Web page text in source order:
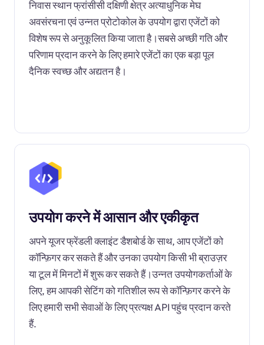
निवास स्थान फ्रांसीसी दक्षिणी क्षेत्र अत्याधुनिक मेघ
अवसंरचना एवं उन्नत प्रोटोकोल के उपयोग द्वारा एजेंटों को
विशेष रूप से अनुकूलित किया जाता है।सबसे अच्छी गति और
परिणाम प्रदान करने के लिए हमारे एजेंटों का एक बड़ा पूल
दैनिक स्वच्छ और अद्यतन है।
उपयोग करने में आसान और एकीकृत
अपने यूजर फ्रेंडली क्लाइंट डैशबोर्ड के साथ, आप एजेंटों को
कॉन्फ़िगर कर सकते हैं और उनका उपयोग किसी भी ब्राउज़र
या टूल में मिनटों में शुरू कर सकते हैं।उन्नत उपयोगकर्ताओं के
लिए, हम आपकी सेटिंग को गतिशील रूप से कॉन्फ़िगर करने के
लिए हमारी सभी सेवाओं के लिए प्रत्यक्ष API पहुंच प्रदान करते
हैं.